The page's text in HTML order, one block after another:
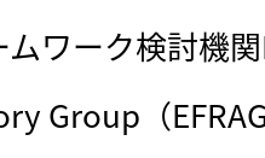
ムワーク検討機
Group（